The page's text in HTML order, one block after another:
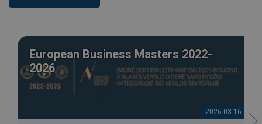
European Business Masters 2022-
2026
2026-03-16